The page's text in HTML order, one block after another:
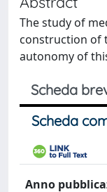
The study of
construction of
autonomy of
Scheda
Scheda
Anno